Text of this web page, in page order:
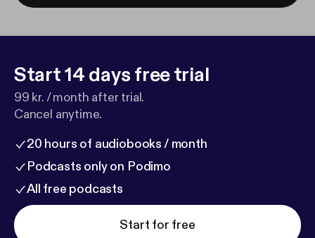
Start 14 days free trial
99 kr. / month after trial.
Cancel anytime.
20 hours of audiobooks / month
Podcasts only on Podimo
All free podcasts
Start for free